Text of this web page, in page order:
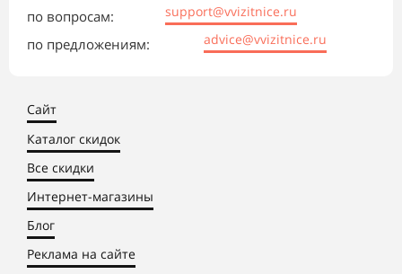
по вопросам: support@vvizitnice.ru
по предложениям: advice@vvizitnice.ru
Сайт
Каталог скидок
Все скидки
Интернет-магазины
Блог
Реклама на сайте